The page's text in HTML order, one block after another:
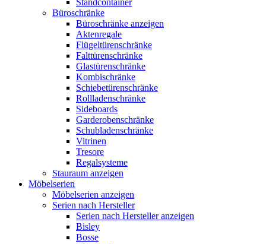
Standcontainer
Büroschränke
Büroschränke anzeigen
Aktenregale
Flügeltürenschränke
Falttürenschränke
Glastürenschränke
Kombischränke
Schiebetürenschränke
Rollladenschränke
Sideboards
Garderobenschränke
Schubladenschränke
Vitrinen
Tresore
Regalsysteme
Stauraum anzeigen
Möbelserien
Möbelserien anzeigen
Serien nach Hersteller
Serien nach Hersteller anzeigen
Bisley
Bosse